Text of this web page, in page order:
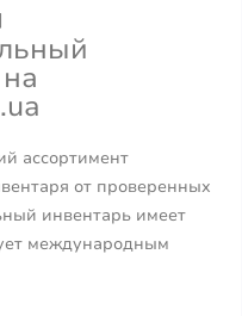
ассортимент
от проверенных
инвентарь имеет
международным